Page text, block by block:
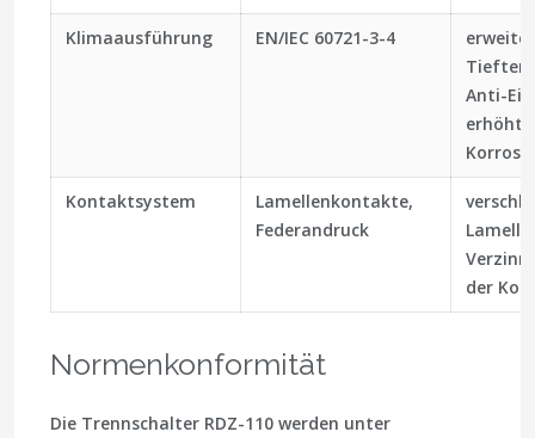
Klimaausführung EN/IEC 60721-3-4
Anti-
Kontaktsystem
Lamellenkontakte,
Federandruck
der
Normenkonformität
Die Trennschalter RDZ-110 werden unter